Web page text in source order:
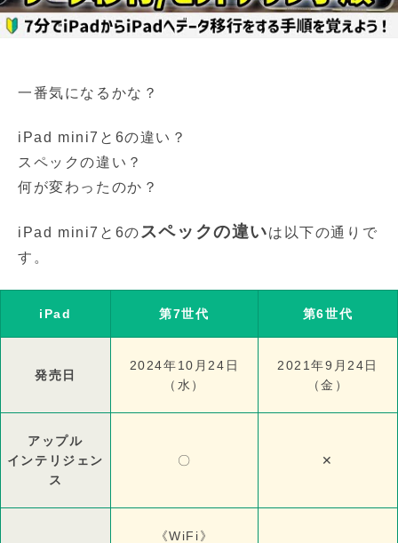
一番気になるかな？
iPad mini7と6の違い？
スペックの違い？
何が変わったのか？
iPad mini7と6の スペックの違いは以下の通りで
す。
iPad 第7世代 第6世代
発売日
2024年10月24日
（水）
2021年9月24日
（金）
アップル
インテリジェン
ス
〇 ✕
《WiFi》